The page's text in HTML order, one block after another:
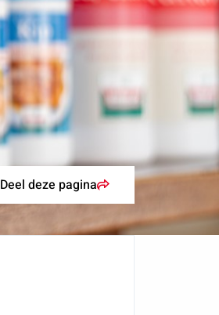
Deel deze pagina